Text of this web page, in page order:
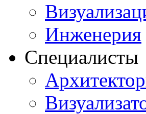
Инженерия
Специалисты